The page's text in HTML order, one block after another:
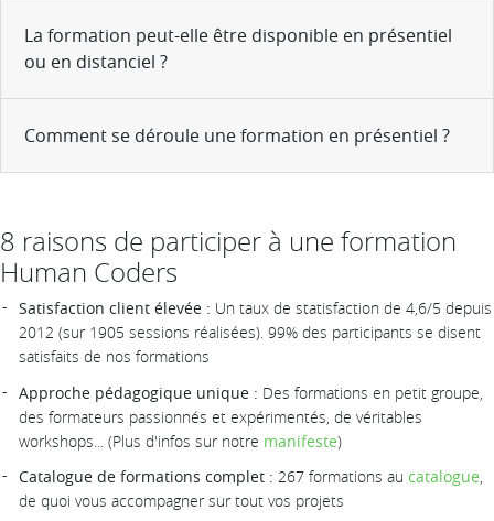
La formation peut-elle être disponible en présentiel
ou en distanciel ?
Comment se déroule une formation en présentiel ?
8 raisons de participer à une formation
Human Coders
Satisfaction client élevée : Un taux de statisfaction de 4,6/5 depuis
2012 (sur 1905 sessions réalisées). 99% des participants se disent
satisfaits de nos formations
Approche pédagogique unique : Des formations en petit groupe,
des formateurs passionnés et expérimentés, de véritables
workshops... (Plus d'infos sur notre manifeste)
Catalogue de formations complet : 267 formations au catalogue,
de quoi vous accompagner sur tout vos projets